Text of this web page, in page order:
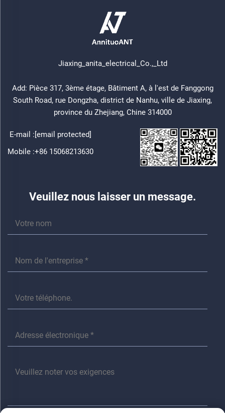
Jiaxing_anita_electrical_Co.,_Ltd
Add: Pièce 317, 3ème étage, Bâtiment A, à l'est de Fanggong
South Road, rue Dongzha, district de Nanhu, ville de Jiaxing,
province du Zhejiang, Chine 314000
E-mail :[email protected]
Mobile :+86 15068213630
Veuillez nous laisser un message.